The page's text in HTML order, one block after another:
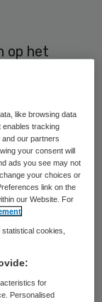
op het
het
breidt het
welzijn.
leerlingen,
en
thuiszorg
op 290
like browsing data
enables tracking
our partners
your consent will
ads you see may not
your choices or
link on the
our Website. For
cookies,
for
Personalised